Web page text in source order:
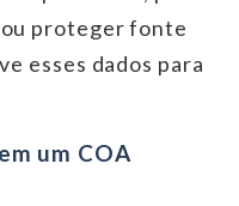
proteger fonte
esses dados para
um COA